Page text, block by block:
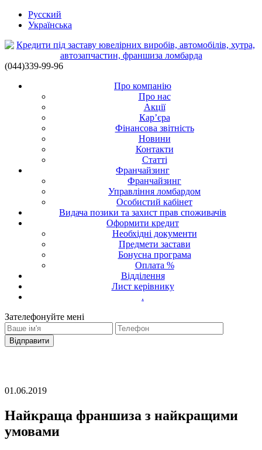
Русский
Українська
(044)339-99-96
Про компанію
Про нас
Акції
Кар’єра
Фінансова звітність
Новини
Контакти
Статті
Франчайзинг
Франчайзинг
Управління ломбардом
Особистий кабінет
Видача позики та захист прав споживачів
Оформити кредит
Необхідні документи
Предмети застави
Бонусна програма
Оплата %
Відділення
Лист керівнику
.
Зателефонуйте мені
01.06.2019
Найкраща франшиза з найкращими
умовами